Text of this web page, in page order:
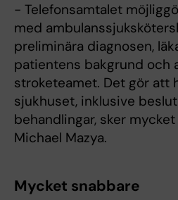
- Telefonsamtalet
med
preliminära diagnosen,
patientens bakgrund och
stroketeamet. Det gör att
sjukhuset, inklusive
behandlingar, sker
Michael Mazya.
Mycket snabbare